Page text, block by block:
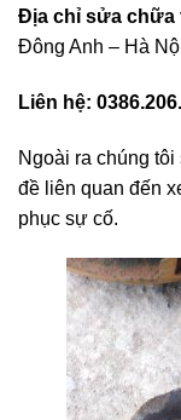
Địa chỉ sửa chữa
Đông Anh – Hà
Liên hệ:
Ngoài ra chúng
đề liên quan đến
phục sự cố.